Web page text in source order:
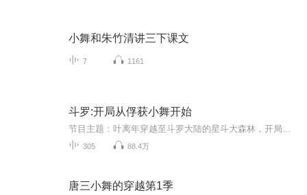
小舞和朱竹清讲三下课文
7 1161
斗罗:开局从俘获小舞开始
305 88.4万
唐三小舞的穿越第1季